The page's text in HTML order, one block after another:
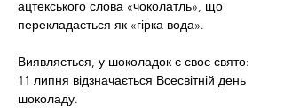
ацтекського слова «чоколатль», що
перекладається як «гірка вода».
Виявляється, у шоколадок є своє свято:
11 липня відзначається Всесвітній день
шоколаду.